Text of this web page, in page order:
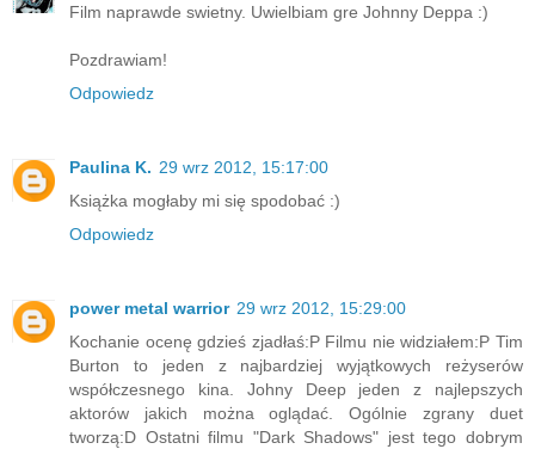
Film naprawde swietny. Uwielbiam gre Johnny Deppa :)
Pozdrawiam!
Odpowiedz
Paulina K. 29 wrz 2012, 15:17:00
Książka mogłaby mi się spodobać :)
Odpowiedz
power metal warrior 29 wrz 2012, 15:29:00
Kochanie ocenę gdzieś zjadłaś:P Filmu nie widziałem:P Tim
Burton to jeden z najbardziej wyjątkowych reżyserów
współczesnego kina. Johny Deep jeden z najlepszych
aktorów jakich można oglądać. Ogólnie zgrany duet
tworzą:D Ostatni filmu "Dark Shadows" jest tego dobrym